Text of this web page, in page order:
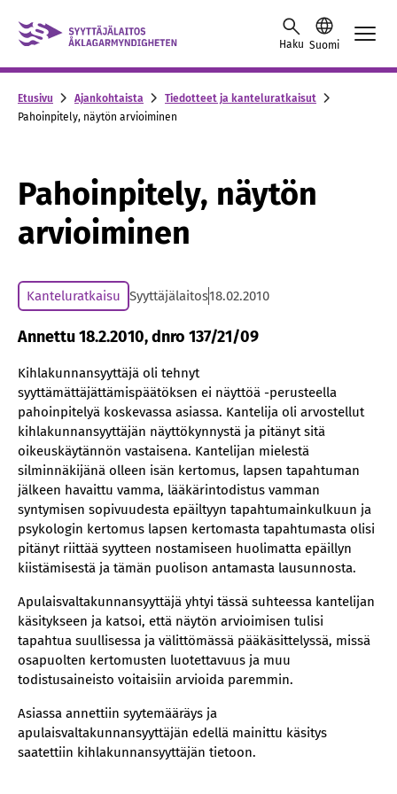
Skip to content -saavutettavuusohje
Haku Suomi
Etusivu Ajankohtaista
Tiedotteet ja kanteluratkaisut
Pahoinpitely, näytön arvioiminen
Pahoinpitely, näytön
arvioiminen
Kanteluratkaisu Syyttäjälaitos18.02.2010
Annettu 18.2.2010, dnro 137/21/09
Kihlakunnansyyttäjä oli tehnyt
syyttämättäjättämispäätöksen ei näyttöä -perusteella
pahoinpitelyä koskevassa asiassa. Kantelija oli arvostellut
kihlakunnansyyttäjän näyttökynnystä ja pitänyt sitä
oikeuskäytännön vastaisena. Kantelijan mielestä
silminnäkijänä olleen isän kertomus, lapsen tapahtuman
jälkeen havaittu vamma, lääkärintodistus vamman
syntymisen sopivuudesta epäiltyyn tapahtumainkulkuun ja
psykologin kertomus lapsen kertomasta tapahtumasta olisi
pitänyt riittää syytteen nostamiseen huolimatta epäillyn
kiistämisestä ja tämän puolison antamasta lausunnosta.
Apulaisvaltakunnansyyttäjä yhtyi tässä suhteessa kantelijan
käsitykseen ja katsoi, että näytön arvioimisen tulisi
tapahtua suullisessa ja välittömässä pääkäsittelyssä, missä
osapuolten kertomusten luotettavuus ja muu
todistusaineisto voitaisiin arvioida paremmin.
Asiassa annettiin syytemääräys ja
apulaisvaltakunnansyyttäjän edellä mainittu käsitys
saatettiin kihlakunnansyyttäjän tietoon.